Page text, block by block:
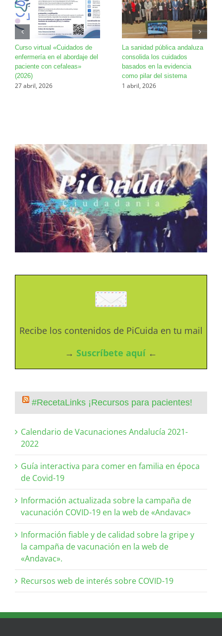
Curso virtual «Cuidados de
enfermería en el abordaje del
paciente con cefaleas»
(2026)
27 abril, 2026
La sanidad pública andaluza
consolida los cuidados
basados en la evidencia
como pilar del sistema
1 abril, 2026
Recibe los contenidos de PiCuida en tu mail
→ Suscríbete aquí ←
#RecetaLinks ¡Recursos para pacientes!
Calendario de Vacunaciones Andalucía 2021-
2022
Guía interactiva para comer en familia en época
de Covid-19
Información actualizada sobre la campaña de
vacunación COVID-19 en la web de «Andavac»
Información fiable y de calidad sobre la gripe y
la campaña de vacunación en la web de
«Andavac».
Recursos web de interés sobre COVID-19